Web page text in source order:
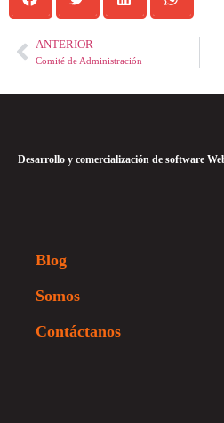
ANTERIOR
Comité de Administración
Desarrollo y comercialización de software
Blog
Somos
Contáctanos